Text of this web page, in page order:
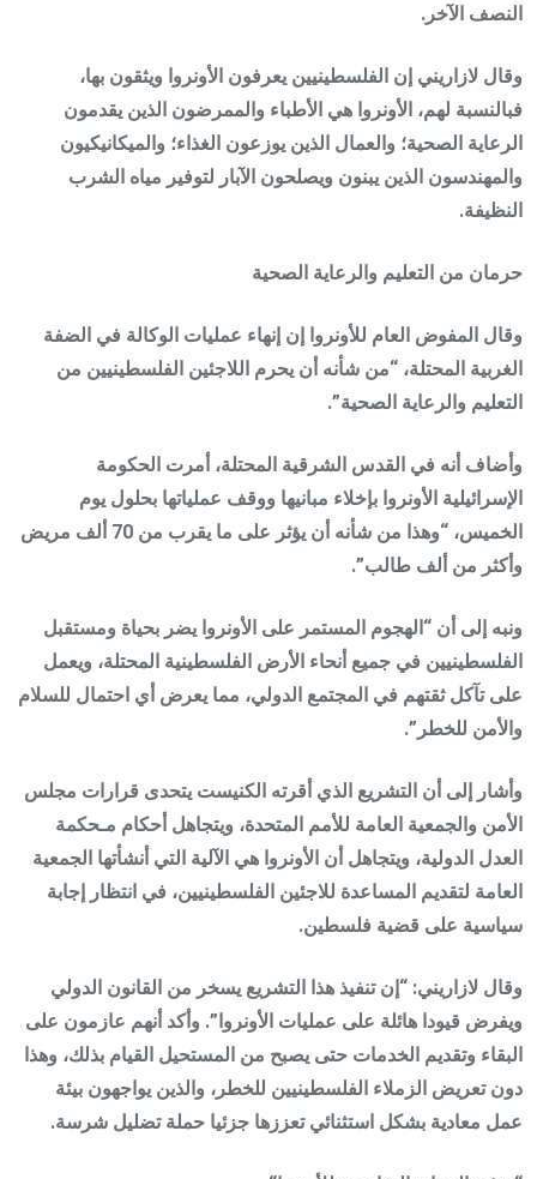
النصف الآخر.
وقال لازاريني إن الفلسطينيين يعرفون الأونروا ويثقون بها،
فبالنسبة لهم، الأونروا هي الأطباء والممرضون الذين يقدمون
الرعاية الصحية؛ والعمال الذين يوزعون الغذاء؛ والميكانيكيون
والمهندسون الذين يبنون ويصلحون الآبار لتوفير مياه الشرب
النظيفة.
حرمان من التعليم والرعاية الصحية
وقال المفوض العام للأونروا إن إنهاء عمليات الوكالة في الضفة
الغربية المحتلة، “من شأنه أن يحرم اللاجئين الفلسطينيين من
التعليم والرعاية الصحية”.
وأضاف أنه في القدس الشرقية المحتلة، أمرت الحكومة
الإسرائيلية الأونروا بإخلاء مبانيها ووقف عملياتها بحلول يوم
الخميس، “وهذا من شأنه أن يؤثر على ما يقرب من 70 ألف مريض
وأكثر من ألف طالب”.
ونبه إلى أن “الهجوم المستمر على الأونروا يضر بحياة ومستقبل
الفلسطينيين في جميع أنحاء الأرض الفلسطينية المحتلة، ويعمل
على تآكل ثقتهم في المجتمع الدولي، مما يعرض أي احتمال للسلام
والأمن للخطر”.
وأشار إلى أن التشريع الذي أقرته الكنيست يتحدى قرارات مجلس
الأمن والجمعية العامة للأمم المتحدة، ويتجاهل أحكام مـحكمة
العدل الدولية، ويتجاهل أن الأونروا هي الآلية التي أنشأتها الجمعية
العامة لتقديم المساعدة للاجئين الفلسطينيين، في انتظار إجابة
سياسية على قضية فلسطين.
وقال لازاريني: “إن تنفيذ هذا التشريع يسخر من القانون الدولي
ويفرض قيودا هائلة على عمليات الأونروا”. وأكد أنهم عازمون على
البقاء وتقديم الخدمات حتى يصبح من المستحيل القيام بذلك، وهذا
دون تعريض الزملاء الفلسطينيين للخطر، والذين يواجهون بيئة
عمل معادية بشكل استثنائي تعززها جزئيا حملة تضليل شرسة.